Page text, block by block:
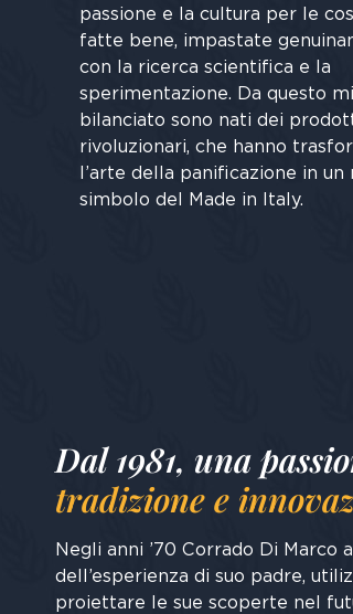
passione e la cultura per le
fatte bene, impastate
con la ricerca scientifica e la
sperimentazione. Da questo
bilanciato sono nati dei
rivoluzionari, che hanno
l’arte della panificazione in un
simbolo del Made in Italy.
Dal 1981, una
tradizione e
Negli anni ’70 Corrado Di
dell’esperienza di suo padre,
proiettare le sue scoperte nel